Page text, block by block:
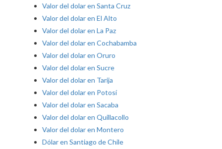
Valor del dolar en Santa Cruz
Valor del dolar en El Alto
Valor del dolar en La Paz
Valor del dolar en Cochabamba
Valor del dolar en Oruro
Valor del dolar en Sucre
Valor del dolar en Tarija
Valor del dolar en Potosí
Valor del dolar en Sacaba
Valor del dolar en Quillacollo
Valor del dolar en Montero
Dólar en Santiago de Chile